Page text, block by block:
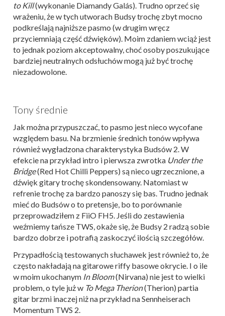
to Kill(wykonanie Diamandy Galás). Trudno oprzeć się
wrażeniu, że w tych utworach Budsy trochę zbyt mocno
podkreślają najniższe pasmo (w drugim wręcz
przyciemniają część dźwięków). Moim zdaniem wciąż jest
to jednak poziom akceptowalny, choć osoby poszukujące
bardziej neutralnych odsłuchów mogą już być trochę
niezadowolone.
Tony średnie
Jak można przypuszczać, to pasmo jest nieco wycofane
względem basu. Na brzmienie średnich tonów wpływa
również wygładzona charakterystyka Budsów 2. W
efekcie na przykład intro i pierwsza zwrotka Under the
Bridge(Red Hot Chilli Peppers) są nieco ugrzecznione, a
dźwięk gitary trochę skondensowany. Natomiast w
refrenie trochę za bardzo panoszy się bas. Trudno jednak
mieć do Budsów o to pretensje, bo to porównanie
przeprowadziłem z FiiO FH5. Jeśli do zestawienia
weźmiemy tańsze TWS, okaże się, że Budsy 2 radzą sobie
bardzo dobrze i potrafią zaskoczyć ilością szczegółów.
Przypadłością testowanych słuchawek jest również to, że
często nakładają na gitarowe riffy basowe okrycie. I o ile
w moim ukochanym In Bloom(Nirvana) nie jest to wielki
problem, o tyle już w To Mega Therion(Therion) partia
gitar brzmi inaczej niż na przykład na Sennheiserach
Momentum TWS 2.